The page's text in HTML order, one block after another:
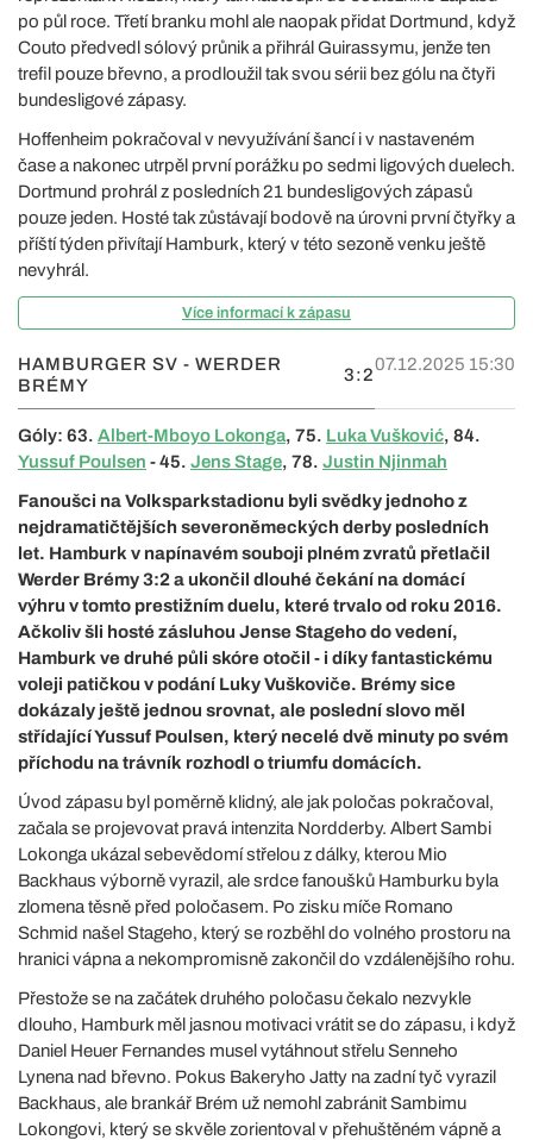
po půl roce. Třetí branku mohl ale naopak přidat Dortmund, když
Couto předvedl sólový průnik a přihrál Guirassymu, jenže ten
trefil pouze břevno, a prodloužil tak svou sérii bez gólu na čtyři
bundesligové zápasy.
Hoffenheim pokračoval v nevyužívání šancí i v nastaveném
čase a nakonec utrpěl první porážku po sedmi ligových duelech.
Dortmund prohrál z posledních 21 bundesligových zápasů
pouze jeden. Hosté tak zůstávají bodově na úrovni první čtyřky a
příští týden přivítají Hamburk, který v této sezoně venku ještě
nevyhrál.
Více informací k zápasu
HAMBURGER SV - WERDER
BRÉMY
3:2
07.12.2025 15:30
Góly: 63. Albert-Mboyo Lokonga, 75. Luka Vušković, 84.
Yussuf Poulsen - 45. Jens Stage, 78. Justin Njinmah
Fanoušci na Volksparkstadionu byli svědky jednoho z
nejdramatičtějších severoněmeckých derby posledních
let. Hamburk v napínavém souboji plném zvratů přetlačil
Werder Brémy 3:2 a ukončil dlouhé čekání na domácí
výhru v tomto prestižním duelu, které trvalo od roku 2016.
Ačkoliv šli hosté zásluhou Jense Stageho do vedení,
Hamburk ve druhé půli skóre otočil - i díky fantastickému
voleji patičkou v podání Luky Vuškoviče. Brémy sice
dokázaly ještě jednou srovnat, ale poslední slovo měl
střídající Yussuf Poulsen, který necelé dvě minuty po svém
příchodu na trávník rozhodl o triumfu domácích.
Úvod zápasu byl poměrně klidný, ale jak poločas pokračoval,
začala se projevovat pravá intenzita Nordderby. Albert Sambi
Lokonga ukázal sebevědomí střelou z dálky, kterou Mio
Backhaus výborně vyrazil, ale srdce fanoušků Hamburku byla
zlomena těsně před poločasem. Po zisku míče Romano
Schmid našel Stageho, který se rozběhl do volného prostoru na
hranici vápna a nekompromisně zakončil do vzdálenějšího rohu.
Přestože se na začátek druhého poločasu čekalo nezvykle
dlouho, Hamburk měl jasnou motivaci vrátit se do zápasu, i když
Daniel Heuer Fernandes musel vytáhnout střelu Senneho
Lynena nad břevno. Pokus Bakeryho Jatty na zadní tyč vyrazil
Backhaus, ale brankář Brém už nemohl zabránit Sambimu
Lokongovi, který se skvěle zorientoval v přehuštěném vápně a